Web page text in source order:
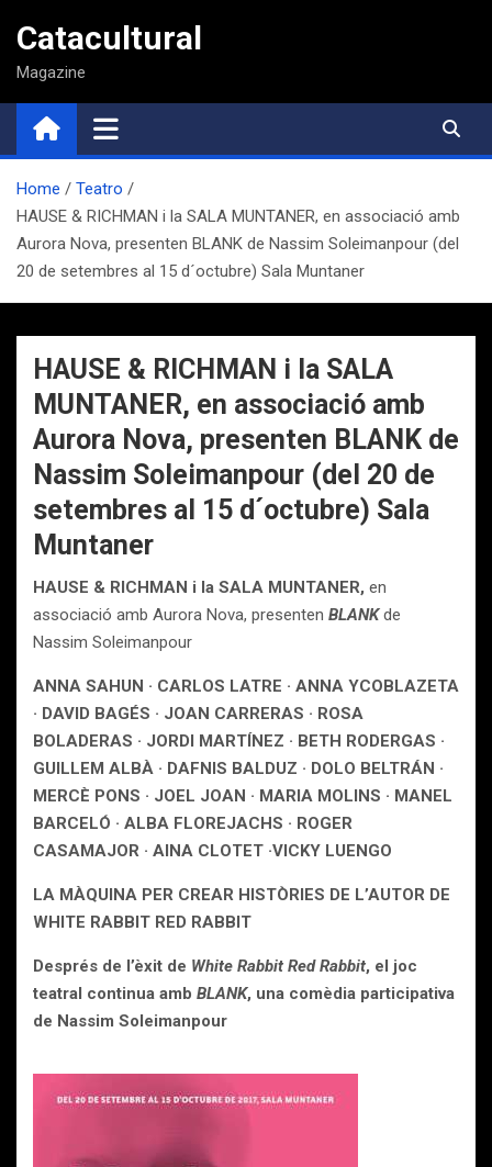
contenido
Catacultural
Magazine
Home
Teatro
HAUSE & RICHMAN i la SALA MUNTANER, en associació amb
Aurora Nova, presenten BLANK de Nassim Soleimanpour (del
20 de setembres al 15 d´octubre) Sala Muntaner
HAUSE & RICHMAN i la SALA
MUNTANER, en associació amb
Aurora Nova, presenten BLANK de
Nassim Soleimanpour (del 20 de
setembres al 15 d´octubre) Sala
Muntaner
HAUSE & RICHMAN i la SALA MUNTANER, en
associació amb Aurora Nova, presenten BLANK de
Nassim Soleimanpour
ANNA SAHUN · CARLOS LATRE · ANNA YCOBLAZETA
· DAVID BAGÉS · JOAN CARRERAS · ROSA
BOLADERAS · JORDI MARTÍNEZ · BETH RODERGAS ·
GUILLEM ALBÀ · DAFNIS BALDUZ · DOLO BELTRÁN ·
MERCÈ PONS · JOEL JOAN · MARIA MOLINS · MANEL
BARCELÓ · ALBA FLOREJACHS · ROGER
CASAMAJOR · AINA CLOTET ·VICKY LUENGO
LA MÀQUINA PER CREAR HISTÒRIES DE L’AUTOR DE
WHITE RABBIT RED RABBIT
Després de l’èxit de White Rabbit Red Rabbit, el joc
teatral continua amb BLANK, una comèdia participativa
de Nassim Soleimanpour